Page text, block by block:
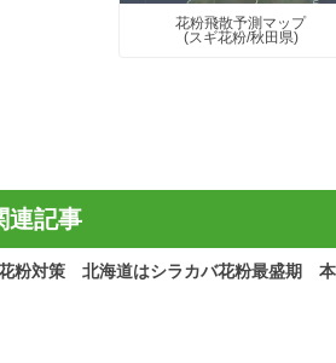
花粉飛散予測マップ
(スギ花粉/秋田県)
連記事
粉対策 北海道はシラカバ花粉最盛期